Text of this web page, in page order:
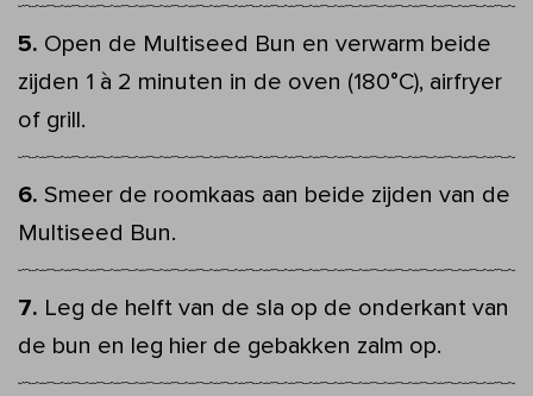
Open de Multiseed Bun en verwarm beide
zijden 1 à 2 minuten in de oven (180°C), airfryer
of grill.
Smeer de roomkaas aan beide zijden van de
Multiseed Bun.
Leg de helft van de sla op de onderkant van
de bun en leg hier de gebakken zalm op.